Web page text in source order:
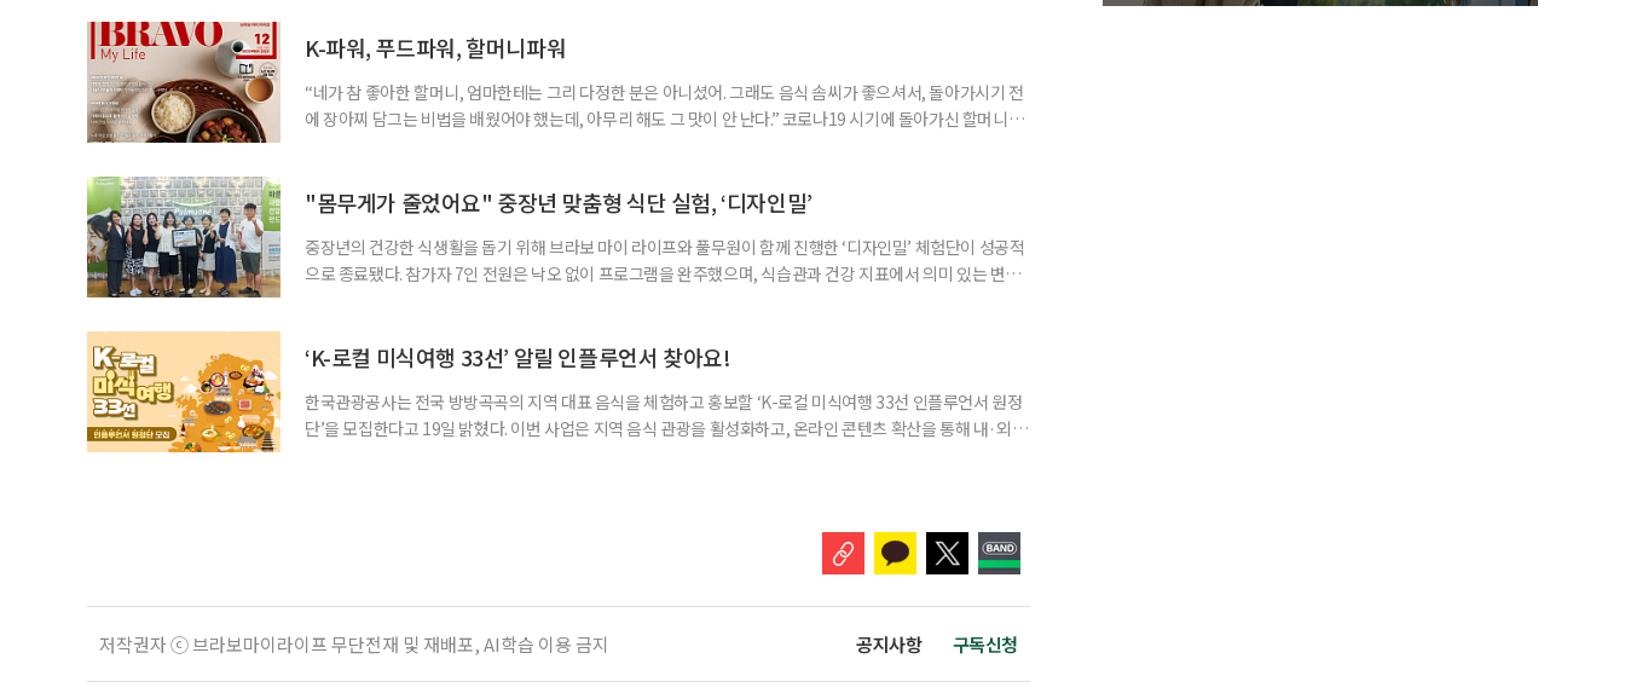
장한 김밥, 국밥, 호떡, 떡볶이, 라면 같은 K-푸드가 함께 주목받고 있습니다. K-푸드로
K-파워, 푸드파워, 할머니파워
“네가 참 좋아한 할머니, 엄마한테는 그리 다정한 분은 아니셨어. 그래도 음식 솜씨가 좋으셔서, 돌아가시기 전
에 장아찌 담그는 비법을 배웠어야 했는데, 아무리 해도 그 맛이 안 난다.” 코로나19 시기에 돌아가신 할머니가
만들어주셔서, 고급스런 음식을 잘하는 세련된 할머니로 기억하고 있습니다. 할머니를 떠올리니 집에 매달
"몸무게가 줄었어요" 중장년 맞춤형 식단 실험, ‘디자인밀’
중장년의 건강한 식생활을 돕기 위해 브라보 마이 라이프와 풀무원이 함께 진행한 ‘디자인밀’ 체험단이 성공적
으로 종료됐다. 참가자 7인 전원은 낙오 없이 프로그램을 완주했으며, 식습관과 건강 지표에서 의미 있는 변화
△다양한 메뉴와 영양 균형 등울 꼽았다. 참가자 모두 “예상보다 큰 변화에 놀라” 이번 프로그램은 8월
‘K-로컬 미식여행 33선’ 알릴 인플루언서 찾아요!
한국관광공사는 전국 방방곡곡의 지역 대표 음식을 체험하고 홍보할 ‘K-로컬 미식여행 33선 인플루언서 원정
단’을 모집한다고 19일 밝혔다. 이번 사업은 지역 음식 관광을 활성화하고, 온라인 콘텐츠 확산을 통해 내·외국
저작권자 ⓒ 브라보마이라이프 무단전재 및 재배포, AI학습 이용 금지 공지사항 구독신청